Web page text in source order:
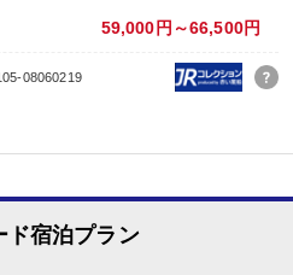
59,000円～66,500円
08060219
宿泊プラン